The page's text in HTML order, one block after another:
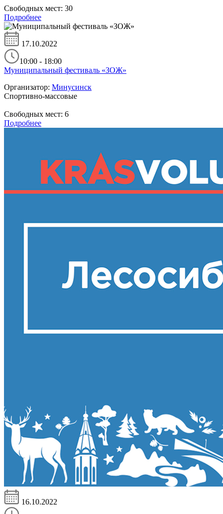
Свободных мест: 30
Подробнее
17.10.2022
10:00 - 18:00
Муниципальный фестиваль «ЗОЖ»
Организатор: Минусинск
Спортивно-массовые
Свободных мест: 6
Подробнее
16.10.2022